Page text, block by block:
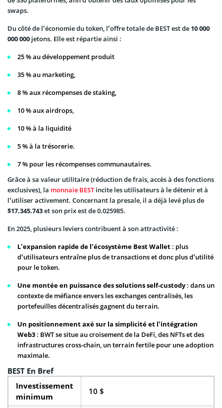
swaps.
Du côté de l’économie du token, l’offre totale de BEST est de 10 000
000 000 jetons. Elle est répartie ainsi :
25 % au développement produit
35 % au marketing,
8 % aux récompenses de staking,
10 % aux airdrops,
10 % à la liquidité
5 % à la trésorerie.
7 % pour les récompenses communautaires.
Grâce à sa valeur utilitaire (réduction de frais, accès à des fonctions
exclusives), la monnaie BESTincite les utilisateurs à le détenir et à
l’utiliser activement. Concernant la presale, il a déjà levé plus de
$17.345.743et son prix est de 0.025985.
En 2025, plusieurs leviers contribuent à son attractivité :
L’expansion rapide de l’écosystème Best Wallet : plus
d’utilisateurs entraîne plus de transactions et donc plus d’utilité
pour le token.
Une montée en puissance des solutions self-custody: dans un
contexte de méfiance envers les exchanges centralisés, les
portefeuilles décentralisés gagnent du terrain.
Un positionnement axé sur la simplicité et l’intégration
Web3 : BWT se situe au croisement de la DeFi, des NFTs et des
infrastructures cross-chain, un terrain fertile pour une adoption
maximale.
BEST En Bref
Investissement
minimum
10 $